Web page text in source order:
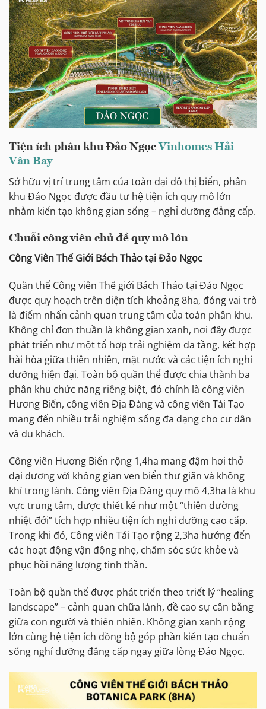
Tiện ích phân khu Đảo Ngọc Vinhomes Hải
Vân Bay
Sở hữu vị trí trung tâm của toàn đại đô thị biển, phân
khu Đảo Ngọc được đầu tư hệ tiện ích quy mô lớn
nhằm kiến tạo không gian sống – nghỉ dưỡng đẳng cấp.
Chuỗi công viên chủ đề quy mô lớn
Công Viên Thế Giới Bách Thảo tại Đảo Ngọc
Quần thể Công viên Thế giới Bách Thảo tại Đảo Ngọc
được quy hoạch trên diện tích khoảng 8ha, đóng vai trò
là điểm nhấn cảnh quan trung tâm của toàn phân khu.
Không chỉ đơn thuần là không gian xanh, nơi đây được
phát triển như một tổ hợp trải nghiệm đa tầng, kết hợp
hài hòa giữa thiên nhiên, mặt nước và các tiện ích nghỉ
dưỡng hiện đại. Toàn bộ quần thể được chia thành ba
phân khu chức năng riêng biệt, đó chính là công viên
Hương Biển, công viên Địa Đàng và công viên Tái Tạo
mang đến nhiều trải nghiệm sống đa dạng cho cư dân
và du khách.
Công viên Hương Biển rộng 1,4ha mang đậm hơi thở
đại dương với không gian ven biển thư giãn và không
khí trong lành. Công viên Địa Đàng quy mô 4,3ha là khu
vực trung tâm, được thiết kế như một “thiên đường
nhiệt đới” tích hợp nhiều tiện ích nghỉ dưỡng cao cấp.
Trong khi đó, Công viên Tái Tạo rộng 2,3ha hướng đến
các hoạt động vận động nhẹ, chăm sóc sức khỏe và
phục hồi năng lượng tinh thần.
Toàn bộ quần thể được phát triển theo triết lý “healing
landscape” – cảnh quan chữa lành, đề cao sự cân bằng
giữa con người và thiên nhiên. Không gian xanh rộng
lớn cùng hệ tiện ích đồng bộ góp phần kiến tạo chuẩn
sống nghỉ dưỡng đẳng cấp ngay giữa lòng Đảo Ngọc.